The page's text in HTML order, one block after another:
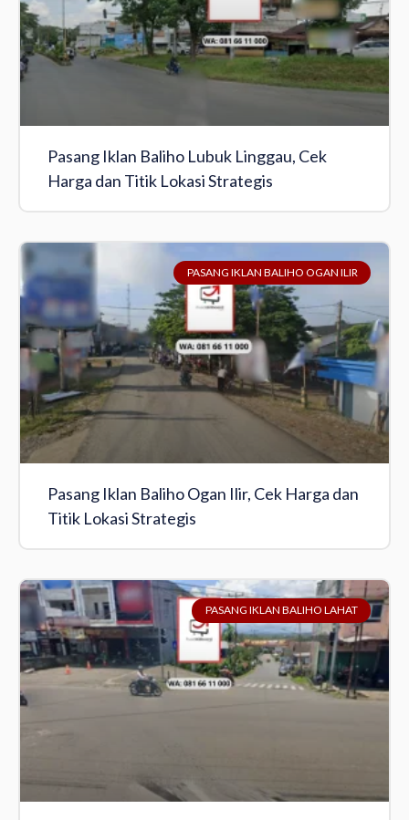
Pasang Iklan Baliho Lubuk Linggau, Cek
Harga dan Titik Lokasi Strategis
PASANG IKLAN BALIHO OGAN ILIR
Pasang Iklan Baliho Ogan Ilir, Cek Harga dan
Titik Lokasi Strategis
PASANG IKLAN BALIHO LAHAT